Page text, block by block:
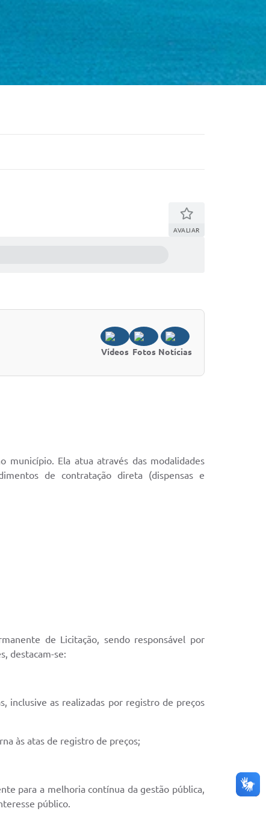
AVALIAR
Vídeos Fotos Notícias
município. Ela atua através das modalidades
de contratação direta (dispensas e
de Licitação, sendo responsável por
destacam-se:
inclusive as realizadas por registro de preços
às atas de registro de preços;
para a melhoria contínua da gestão pública,
público.